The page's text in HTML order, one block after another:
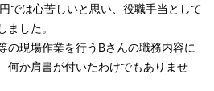
では心苦しいと思い、役職手当として
した。
の現場作業を行うBさんの職務内容に
何か肩書が付いたわけでもありませ